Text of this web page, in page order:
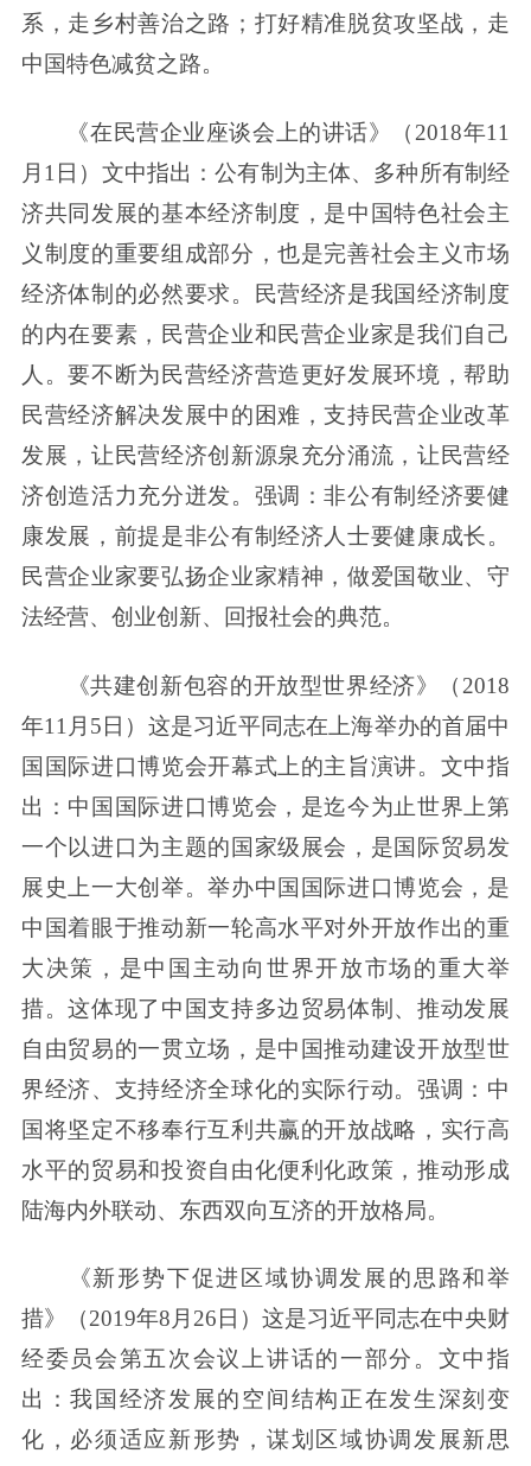
系，走乡村善治之路；打好精准脱贫攻坚战，走
中国特色减贫之路。
《在民营企业座谈会上的讲话》（2018年11
月1日）文中指出：公有制为主体、多种所有制经
济共同发展的基本经济制度，是中国特色社会主
义制度的重要组成部分，也是完善社会主义市场
经济体制的必然要求。民营经济是我国经济制度
的内在要素，民营企业和民营企业家是我们自己
人。要不断为民营经济营造更好发展环境，帮助
民营经济解决发展中的困难，支持民营企业改革
发展，让民营经济创新源泉充分涌流，让民营经
济创造活力充分迸发。强调：非公有制经济要健
康发展，前提是非公有制经济人士要健康成长。
民营企业家要弘扬企业家精神，做爱国敬业、守
法经营、创业创新、回报社会的典范。
《共建创新包容的开放型世界经济》（2018
年11月5日）这是习近平同志在上海举办的首届中
国国际进口博览会开幕式上的主旨演讲。文中指
出：中国国际进口博览会，是迄今为止世界上第
一个以进口为主题的国家级展会，是国际贸易发
展史上一大创举。举办中国国际进口博览会，是
中国着眼于推动新一轮高水平对外开放作出的重
大决策，是中国主动向世界开放市场的重大举
措。这体现了中国支持多边贸易体制、推动发展
自由贸易的一贯立场，是中国推动建设开放型世
界经济、支持经济全球化的实际行动。强调：中
国将坚定不移奉行互利共赢的开放战略，实行高
水平的贸易和投资自由化便利化政策，推动形成
陆海内外联动、东西双向互济的开放格局。
《新形势下促进区域协调发展的思路和举
措》（2019年8月26日）这是习近平同志在中央财
经委员会第五次会议上讲话的一部分。文中指
出：我国经济发展的空间结构正在发生深刻变
化，必须适应新形势，谋划区域协调发展新思